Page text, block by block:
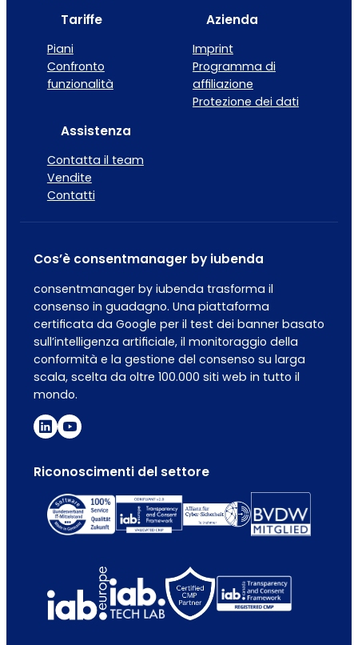
Tariffe
Piani
Confronto
funzionalità
Azienda
Imprint
Programma di
affiliazione
Protezione dei dati
Assistenza
Contatta il team
Vendite
Contatti
Cos’è consentmanager by iubenda
consentmanager by iubenda trasforma il
consenso in guadagno. Una piattaforma
certificata da Google per il test dei banner basato
sull’intelligenza artificiale, il monitoraggio della
conformità e la gestione del consenso su larga
scala, scelta da oltre 100.000 siti web in tutto il
mondo.
Riconoscimenti del settore